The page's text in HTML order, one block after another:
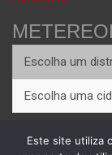
Este site utiliza